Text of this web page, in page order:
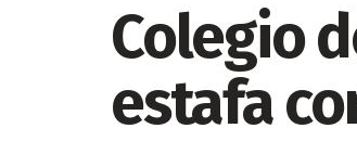
Colegio
estafa